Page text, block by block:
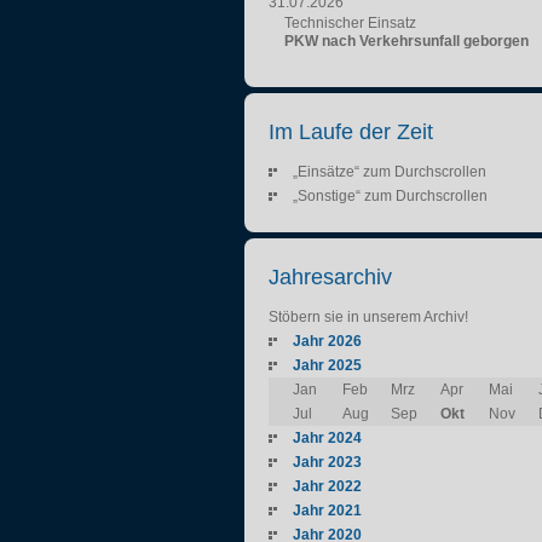
Technischer Einsatz
PKW nach Verkehrsunfall geborgen
Im Laufe der Zeit
„Einsätze“ zum Durchscrollen
„Sonstige“ zum Durchscrollen
Jahresarchiv
Stöbern sie in unserem Archiv!
Jahr 2026
Jahr 2025
Jan
Feb Mrz Apr Mai
Jul
Aug Sep Okt Nov
Jahr 2024
Jahr 2023
Jahr 2022
Jahr 2021
Jahr 2020